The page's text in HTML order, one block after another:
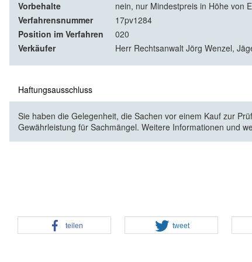
Vorbehalte
nein, nur Mindestpreis in Höhe von
Verfahrensnummer
17pv1284
Position im Verfahren
020
Verkäufer
Herr Rechtsanwalt Jörg Wenzel,
Haftungsausschluss
Sie haben die Gelegenheit, die Sachen vor einem Kauf zur
Gewährleistung für Sachmängel. Weitere Informationen und
teilen tweet